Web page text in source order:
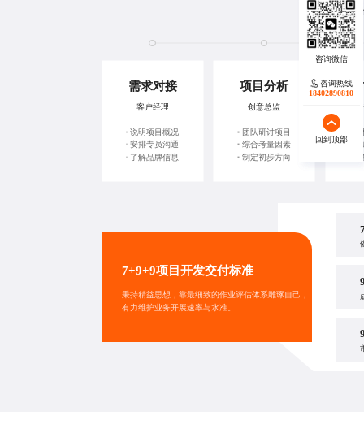
蓝橙科技
需求对接
客户经理
说明项目概况
安排专员沟通
了解品牌信息
项目分析
创意总监
团队研讨项目
综合考量因素
制定初步方向
7+9+9项目开发交付标准
秉持精益思想，靠最细致的作业评估体系雕琢自己，
有力维护业务开展速率与水准。
咨询热线
17723342546
回到顶部
咨询热线
18402890810
回到顶部